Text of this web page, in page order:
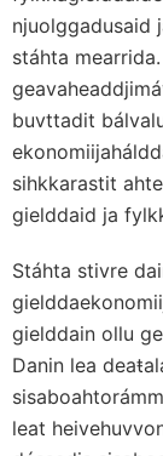
njuolggadusaid
stáhta
buvttadit
sihkkarastit
gielddaid ja
Stáhta stivre
gielddain ollu
Danin lea
leat